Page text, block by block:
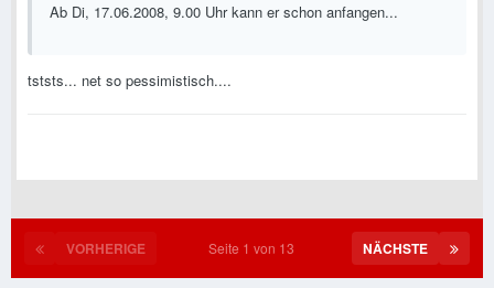
Ab Di, 17.06.2008, 9.00 Uhr kann er schon anfangen...
tststs... net so pessimistisch....
VORHERIGE NÄCHSTE
Seite 1 von 13